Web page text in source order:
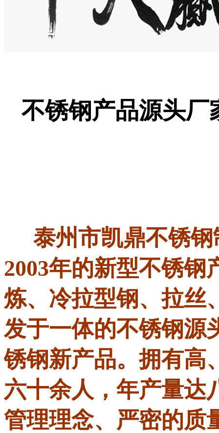
不锈钢产品源头
泰州市凯鼎不锈
2003年的新型不锈
炼、冷拉型钢、拉丝
发于一体的不锈钢源
锈钢新产品。拥有高
六十余人，年产量达
管理理念、严密的质